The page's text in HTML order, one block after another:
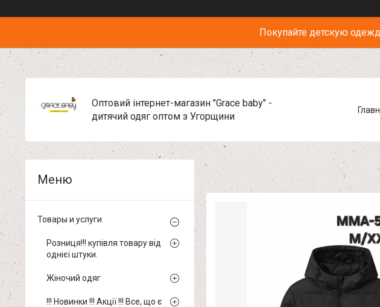
Покупайте детскую
Оптовий інтернет-магазин "Grace baby" -
дитячий одяг оптом з Угорщини
Товары и услуги
Розниця!!! купівля товару від
однієї штуки.
Жіночий одяг
!!! Новинки !!! Акції !!! Все, що є